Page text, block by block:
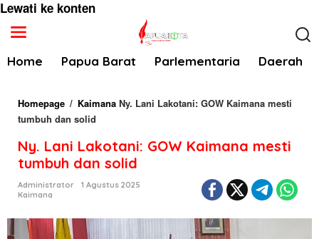
Lewati ke konten
Home Papua Barat Parlementaria Daerah
Homepage / Kaimana Ny. Lani Lakotani: GOW Kaimana mesti
tumbuh dan solid
Ny. Lani Lakotani: GOW Kaimana mesti
tumbuh dan solid
Administrator
1 Agustus 2025
Kaimana